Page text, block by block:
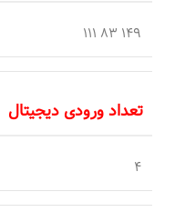
149 83 111
تعداد ورودی دیجیتال
4